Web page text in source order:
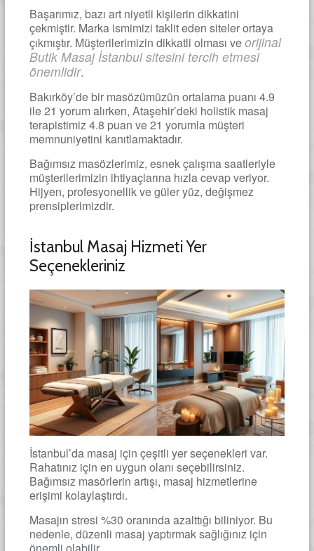
Başarımız, bazı art niyetli kişilerin dikkatini
çekmiştir. Marka ismimizi taklit eden siteler ortaya
çıkmıştır. Müşterilerimizin dikkatli olması veorijinal
Butik Masaj İstanbul sitesini tercih etmesi
önemlidir.
Bakırköy’de bir masözümüzün ortalama puanı 4.9
ile 21 yorum alırken, Ataşehir’deki holistik masaj
terapistimiz 4.8 puan ve 21 yorumla müşteri
memnuniyetini kanıtlamaktadır.
Bağımsız masözlerimiz, esnek çalışma saatleriyle
müşterilerimizin ihtiyaçlarına hızla cevap veriyor.
Hijyen, profesyonellik ve güler yüz, değişmez
prensiplerimizdir.
İstanbul Masaj Hizmeti Yer
Seçenekleriniz
İstanbul’da masaj için çeşitli yer seçenekleri var.
Rahatınız için en uygun olanı seçebilirsiniz.
Bağımsız masörlerin artışı, masaj hizmetlerine
erişimi kolaylaştırdı.
Masajın stresi %30 oranında azalttığı biliniyor. Bu
nedenle, düzenli masaj yaptırmak sağlığınız için